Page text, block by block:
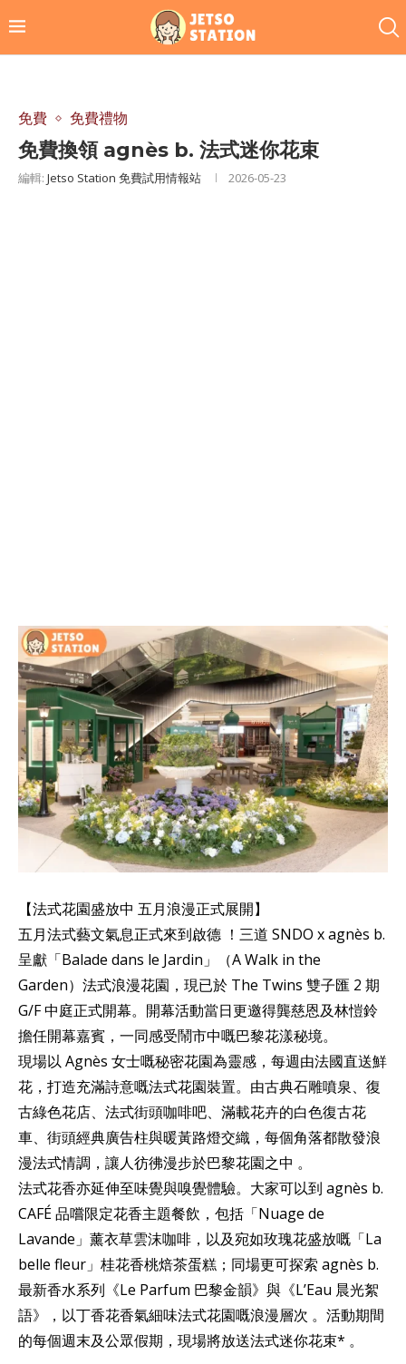
免費 免費禮物
免費換領 agnès b. 法式迷你花束
編輯: Jetso Station 免費試用情報站 2026-05-23
【法式花園盛放中 五月浪漫正式展開】
五月法式藝文氣息正式來到啟德 ！三道 SNDO x agnès b.
呈獻「Balade dans le Jardin」（A Walk in the
Garden）法式浪漫花園，現已於 The Twins 雙子匯 2 期
G/F 中庭正式開幕。開幕活動當日更邀得龔慈恩及林愷鈴
擔任開幕嘉賓，一同感受鬧市中嘅巴黎花漾秘境。
現場以 Agnès 女士嘅秘密花園為靈感，每週由法國直送鮮
花，打造充滿詩意嘅法式花園裝置。由古典石雕噴泉、復
古綠色花店、法式街頭咖啡吧、滿載花卉的白色復古花
車、街頭經典廣告柱與暖黃路燈交織，每個角落都散發浪
漫法式情調，讓人彷彿漫步於巴黎花園之中 。
法式花香亦延伸至味覺與嗅覺體驗。大家可以到 agnès b.
CAFÉ 品嚐限定花香主題餐飲，包括「Nuage de
Lavande」薰衣草雲沫咖啡，以及宛如玫瑰花盛放嘅「La
belle fleur」桂花香桃焙茶蛋糕；同場更可探索 agnès b.
最新香水系列《Le Parfum 巴黎金韻》與《L’Eau 晨光絮
語》，以丁香花香氣細味法式花園嘅浪漫層次 。活動期間
的每個週末及公眾假期，現場將放送法式迷你花束* 。